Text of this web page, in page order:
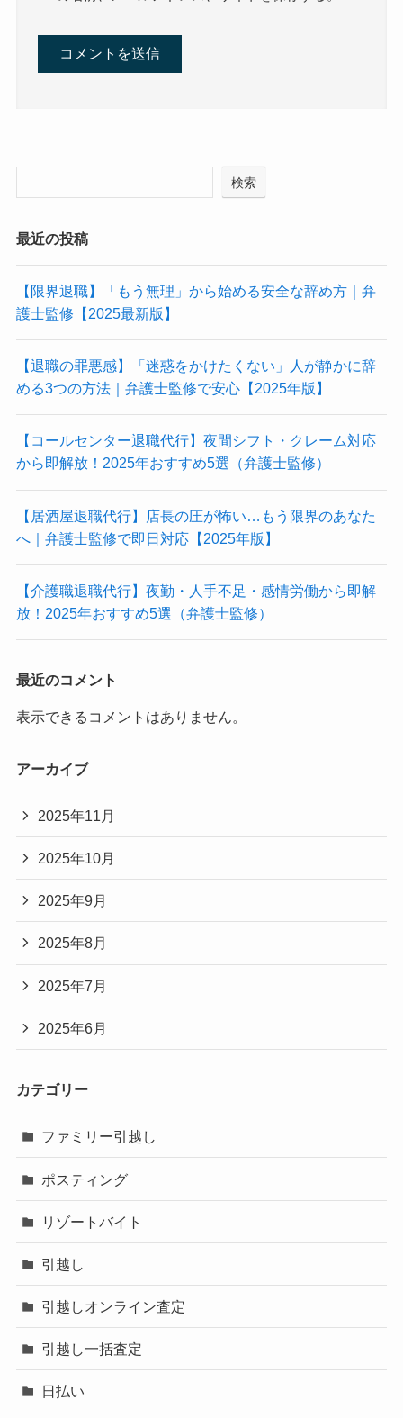
検索
最近の投稿
【限界退職】「もう無理」から始める安全な辞め方｜弁
護士監修【2025最新版】
【退職の罪悪感】「迷惑をかけたくない」人が静かに辞
める3つの方法｜弁護士監修で安心【2025年版】
【コールセンター退職代行】夜間シフト・クレーム対応
から即解放！2025年おすすめ5選（弁護士監修）
【居酒屋退職代行】店長の圧が怖い…もう限界のあなた
へ｜弁護士監修で即日対応【2025年版】
【介護職退職代行】夜勤・人手不足・感情労働から即解
放！2025年おすすめ5選（弁護士監修）
最近のコメント
表示できるコメントはありません。
アーカイブ
2025年11月
2025年10月
2025年9月
2025年8月
2025年7月
2025年6月
カテゴリー
ファミリー引越し
ポスティング
リゾートバイト
引越し
引越しオンライン査定
引越し一括査定
日払い